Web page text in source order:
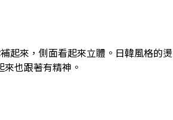
來，側面看起來立體。日韓風格的
也跟著有精神。